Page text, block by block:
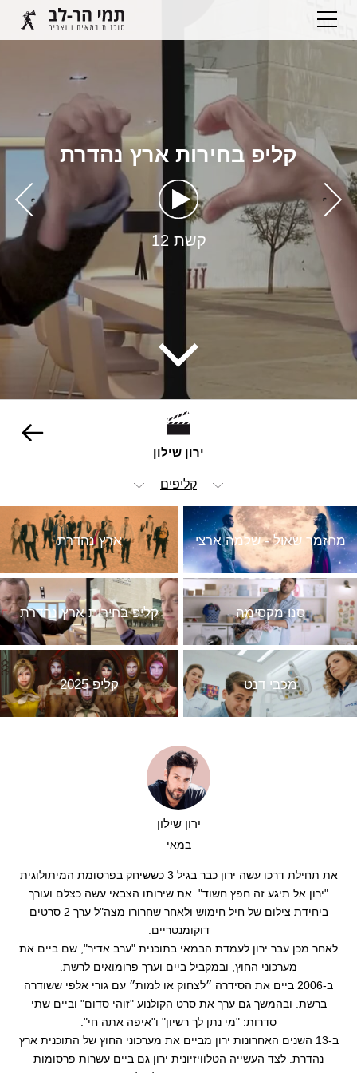
קליפ בחירות ארץ נהדרת
קשת 12
‹
›
ירון שילון
קליפים
ויז'ואל
אנימציה ופוסט
הומור
ילדים
מזון ומשקאות
מכוניות
סטוריטלינג
עריכה
מחזמר שאול - שלמה ארצי ארץ נהדרת
סנו מקסימה קליפ בחירות ארץ נהדרת
מכבי דנט קליפ 2025
ירון שילון
במאי
את תחילת דרכו עשה ירון כבר בגיל 3 כששיחק בפרסומת המיתולוגית
"ירון אל תיגע זה חפץ חשוד". את שירותו הצבאי עשה כצלם ועורך
ביחידת צילום של חיל חימוש ולאחר שחרורו מצה"ל ערך 2 סרטים
דוקומנטריים.
לאחר מכן עבר ירון לעמדת הבמאי בתוכנית "ערב אדיר", שם ביים את
מערכוני החוץ, ובמקביל ביים וערך פרומואים לרשת.
ב-2006 ביים את הסידרה ״לצחוק או למות״ עם גורי אלפי ששודרה
ברשת. ובהמשך גם ערך את סרט הקולנוע "זוהי סדום" וביים שתי
סדרות: "מי נתן לך רשיון" ו"איפה אתה חי".
ב-13 השנים האחרונות ירון מביים את מערכוני החוץ של התוכנית ארץ
נהדרת. לצד העשייה הטלוויזיונית ירון גם ביים עשרות פרסומות